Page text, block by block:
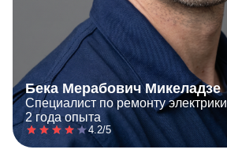
Бека Мерабович Микеладзе
Специалист по ремонту электрики
2 года опыта
4.2/5